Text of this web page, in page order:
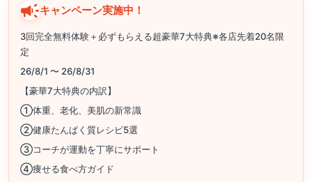
キャンペーン実施中！
3回完全無料体験＋必ずもらえる超豪華7大特典※各店先着20名限
定
26/8/1 〜 26/8/31
【豪華7大特典の内訳】
①体重、老化、美肌の新常識
②健康たんぱく質レシピ5選
③コーチが運動を丁寧にサポート
④痩せる食べ方ガイド